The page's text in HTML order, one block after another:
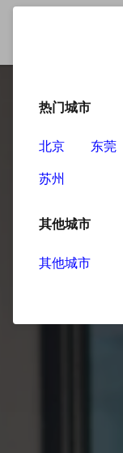
热门城市
北京 东莞
苏州
其他城市
其他城市